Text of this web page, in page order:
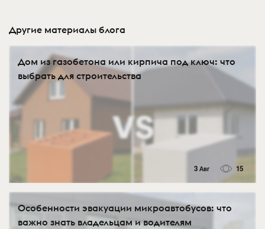
Другие материалы блога
Дом из газобетона или кирпича под ключ: что
выбрать для строительства
3 Авг 15
Особенности эвакуации микроавтобусов: что
важно знать владельцам и водителям